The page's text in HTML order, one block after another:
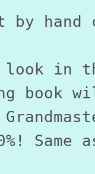
hand
look
Same